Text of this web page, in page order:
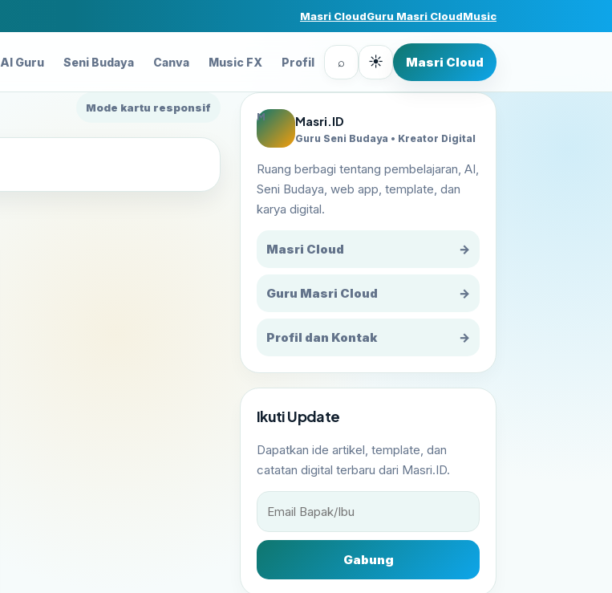
Masri CloudGuru Masri CloudMusic
AI Guru Seni Budaya Canva Music FX Profil ⌕ ☀ Masri Cloud
Mode kartu responsif
M Masri.ID
Guru Seni Budaya • Kreator Digital
Ruang berbagi tentang pembelajaran, AI,
Seni Budaya, web app, template, dan
karya digital.
Masri Cloud →
Guru Masri Cloud →
Profil dan Kontak →
Ikuti Update
Dapatkan ide artikel, template, dan
catatan digital terbaru dari Masri.ID.
Gabung